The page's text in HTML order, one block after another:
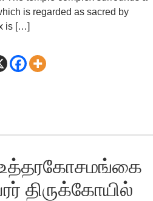
is regarded as sacred by
is […]
உத்தரகோசமங்கை
திருக்கோயில்